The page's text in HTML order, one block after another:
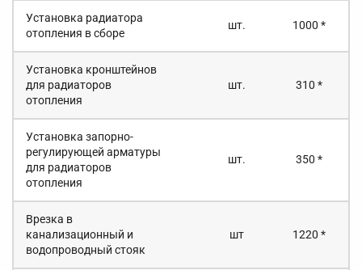
Установка радиатора
отопления в сборе
шт. 1000 *
Установка кронштейнов
для радиаторов
отопления
шт. 310 *
Установка запорно-
регулирующей арматуры
для радиаторов
отопления
шт. 350 *
Врезка в
канализационный и
водопроводный стояк
шт 1220 *